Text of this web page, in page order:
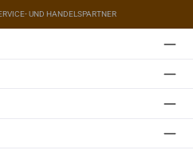
des Halters eingebaut ist.
1 Pro auch ohne optionale
schnell installieren. Sie ist
UND HANDELSPARTNER